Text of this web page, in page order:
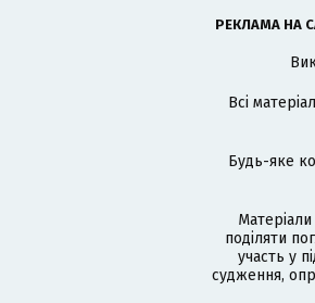
РЕКЛАМА НА
Всі
Будь-яке
поділяти
участь у
судження,